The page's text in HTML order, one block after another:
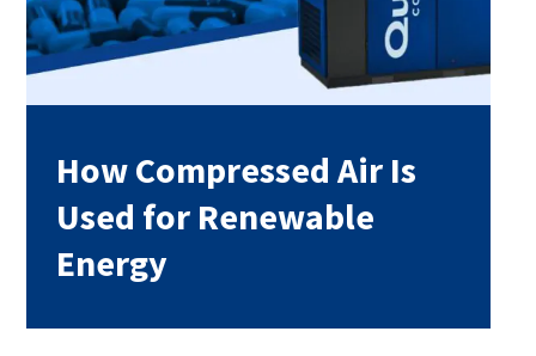
How Compressed Air Is
Used for Renewable
Energy